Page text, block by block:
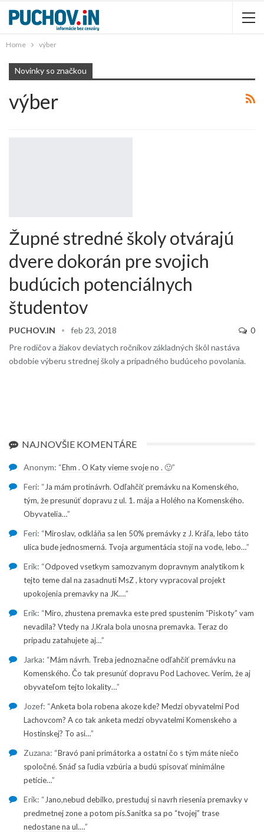
Home výber
Novinky so značkou
výber
Župné stredné školy otvárajú
dvere dokorán pre svojich
budúcich potenciálnych
študentov
PUCHOV.IN feb 23, 2018
0
Pre rodičov a žiakov deviatych ročníkov základných škôl nastáva
obdobie výberu strednej školy a prípadného budúceho povolania.
NAJNOVŠIE KOMENTÁRE
Anonym: “Ehm . O Katy vieme svoje no . 🙂”
Feri: “ Ja mám protinávrh. Odľahčiť premávku na Komenského,
tým, že presunúť dopravu z ul. 1. mája a Holého na Komenského.
Obyvatelia…”
Feri: “Miroslav, odkláňa sa len 50% premávky z J. Kráľa, lebo táto
ulica bude jednosmerná. Tvoja argumentácia stojí na vode, lebo…”
Erik: “Odpoved vsetkym samozvanym dopravnym analytikom k
tejto teme dal na zasadnuti MsZ , ktory vypracoval projekt
upokojenia premavky na JK.…”
Erik: “Miro, zhustena premavka este pred spustenim “Piskoty” vam
nevadila? Vtedy na J.Krala bola unosna premavka. Teraz do
pripadu zatahujete aj…”
Jarka: “Mám návrh. Treba jednoznačne odľahčiť premávku na
Komenského. Čo tak presunúť dopravu Pod Lachovec. Verím, že aj
obyvateľom tejto lokality…”
Jozef: “Anketa bola robena akoze kde? Medzi obyvatelmi Pod
Lachovcom? A co tak anketa medzi obyvatelmi Komenskeho a
Hostinskej? To asi…”
Zuzana: “Bravó pani primátorka a ostatní čo s tým máte niečo
spoločné. Snáď sa ľudia vzbúria a budú spisovať minimálne
petície…”
Erik: “ Jano,nebud debilko, prestuduj si navrh riesenia premavky v
predmetnej zone a potom pís.Sanitka sa po “tvojej” trase
nedostane na ul.…”